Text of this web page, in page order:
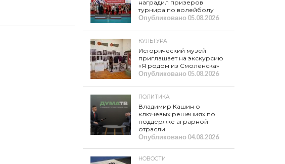
наградил призеров
турнира по волейболу
Опубликовано05.08.2026
КУЛЬТУРА
Исторический музей
приглашает на экскурсию
«Я родом из Смоленска»
Опубликовано05.08.2026
ПОЛИТИКА
Владимир Кашин о
ключевых решениях по
поддержке аграрной
отрасли
Опубликовано04.08.2026
НОВОСТИ